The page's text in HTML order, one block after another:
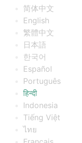
简体中文
English
繁體中文
日本語
한국어
Español
Português
हिन्दी
Indonesia
Tiếng Việt
ไทย